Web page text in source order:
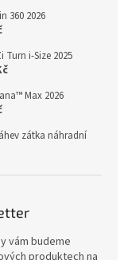
360 2026
Turn i-Size 2025
Max 2026
zátka náhradní
vám budeme